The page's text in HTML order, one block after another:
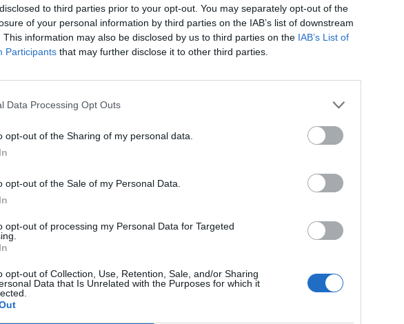
to third parties prior to your opt-out. You may separately opt-out of the
of your personal information by third parties on the IAB’s list of downstream
This information may also be disclosed by us to third parties on the IAB’s List of
Participants that may further disclose it to other third parties.
Data Processing Opt Outs
opt-out of the Sharing of my personal data.
opt-out of the Sale of my Personal Data.
opt-out of processing my Personal Data for Targeted
opt-out of Collection, Use, Retention, Sale, and/or Sharing
Data that Is Unrelated with the Purposes for which it
trzech dyplomatów estońskich, trzech łotewskich oraz czterech litewskich.
REKLAMA
Play